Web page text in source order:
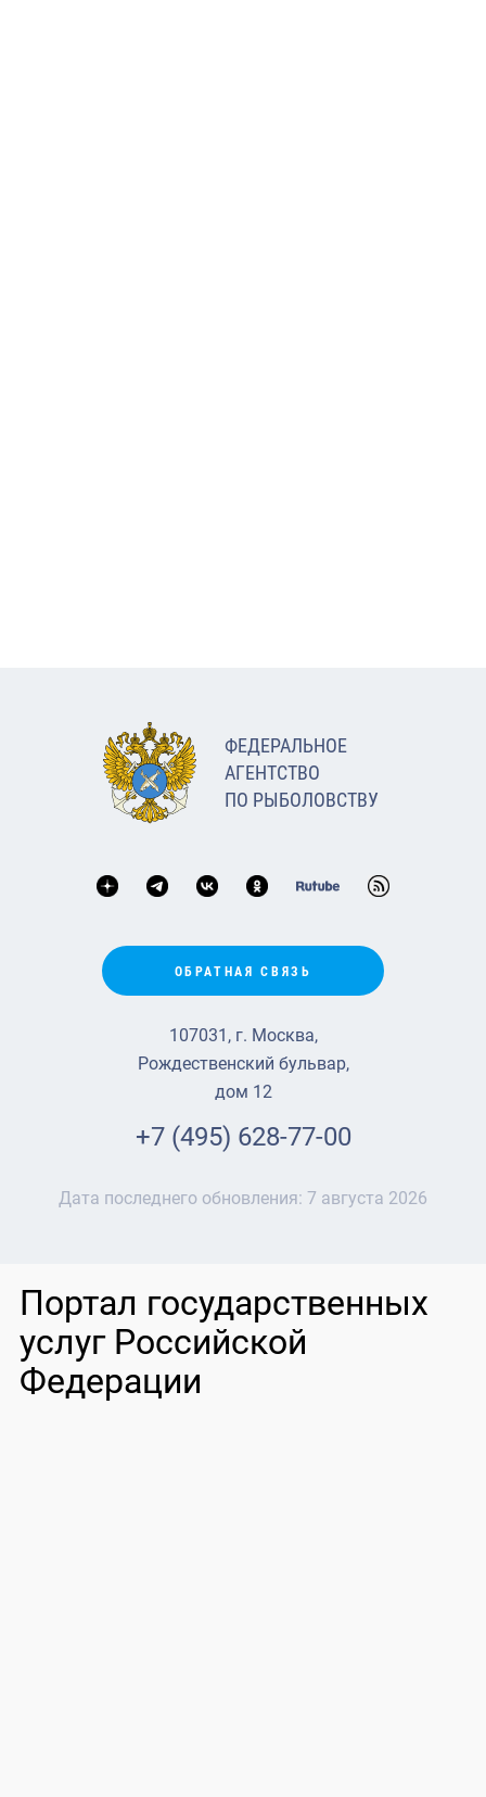
ФЕДЕРАЛЬНОЕ
АГЕНТСТВО
ПО РЫБОЛОВСТВУ
ОБРАТНАЯ СВЯЗЬ
107031, г. Москва,
Рождественский бульвар,
дом 12
+7 (495) 628-77-00
Дата последнего обновления: 7 августа 2026
Портал государственных
услуг Российской
Федерации